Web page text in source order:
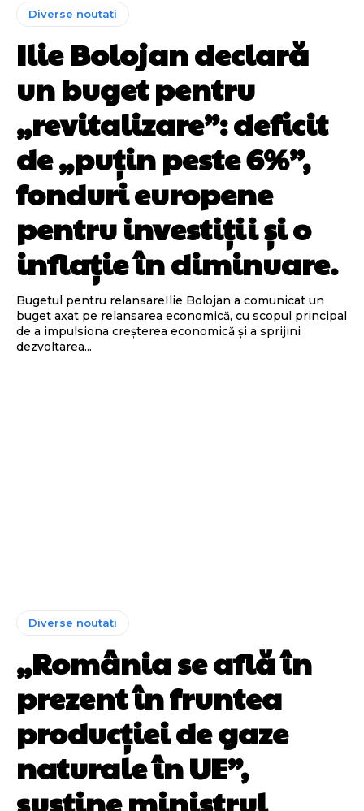
Diverse noutati
Ilie Bolojan declară
un buget pentru
„revitalizare”: deficit
de „puțin peste 6%”,
fonduri europene
pentru investiții și o
inflație în diminuare.
Bugetul pentru relansareIlie Bolojan a comunicat un
buget axat pe relansarea economică, cu scopul principal
de a impulsiona creșterea economică și a sprijini
dezvoltarea...
Diverse noutati
„România se află în
prezent în fruntea
producției de gaze
naturale în UE”,
susține ministrul